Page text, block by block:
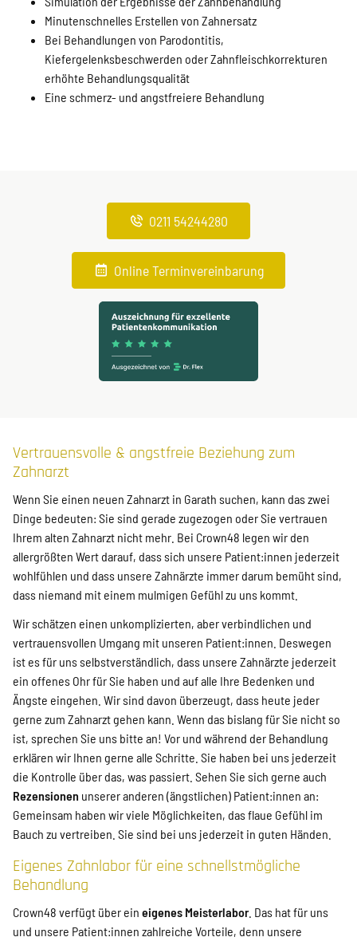
Minutenschnelles Erstellen von Zahnersatz
Bei Behandlungen von Parodontitis,
Kiefergelenksbeschwerden oder Zahnfleischkorrekturen
erhöhte Behandlungsqualität
Eine schmerz- und angstfreiere Behandlung
0211 54244280
Online Terminvereinbarung
Vertrauensvolle & angstfreie Beziehung zum
Zahnarzt
Wenn Sie einen neuen Zahnarzt in Garath suchen, kann das zwei
Dinge bedeuten: Sie sind gerade zugezogen oder Sie vertrauen
Ihrem alten Zahnarzt nicht mehr. Bei Crown48 legen wir den
allergrößten Wert darauf, dass sich unsere Patient:innen jederzeit
wohlfühlen und dass unsere Zahnärzte immer darum bemüht sind,
dass niemand mit einem mulmigen Gefühl zu uns kommt.
Wir schätzen einen unkomplizierten, aber verbindlichen und
vertrauensvollen Umgang mit unseren Patient:innen. Deswegen
ist es für uns selbstverständlich, dass unsere Zahnärzte jederzeit
ein offenes Ohr für Sie haben und auf alle Ihre Bedenken und
Ängste eingehen. Wir sind davon überzeugt, dass heute jeder
gerne zum Zahnarzt gehen kann. Wenn das bislang für Sie nicht so
ist, sprechen Sie uns bitte an! Vor und während der Behandlung
erklären wir Ihnen gerne alle Schritte. Sie haben bei uns jederzeit
die Kontrolle über das, was passiert. Sehen Sie sich gerne auch
Rezensionen unserer anderen (ängstlichen) Patient:innen an:
Gemeinsam haben wir viele Möglichkeiten, das flaue Gefühl im
Bauch zu vertreiben. Sie sind bei uns jederzeit in guten Händen.
Eigenes Zahnlabor für eine schnellstmögliche
Behandlung
Crown48 verfügt über ein eigenes Meisterlabor. Das hat für uns
und unsere Patient:innen zahlreiche Vorteile, denn unsere